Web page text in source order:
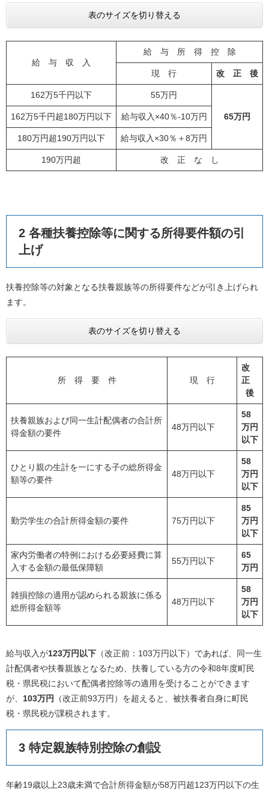
表のサイズを切り替える
給 与 収 入
給 与 所 得 控 除
現 行 改 正 後
162万5千円以下 55万円
65万円
162万5千円超180万円以下 給与収入×40％-10万円
180万円超190万円以下 給与収入×30％＋8万円
190万円超 改 正 な し
2 各種扶養控除等に関する所得要件額の引
上げ
扶養控除等の対象となる扶養親族等の所得要件などが引き上げられ
ます。
表のサイズを切り替える
所 得 要 件 現 行
改
正
後
扶養親族および同一生計配偶者の合計所
得金額の要件
48万円以下
58
万円
以下
ひとり親の生計を一にする子の総所得金
額等の要件
48万円以下
58
万円
以下
勤労学生の合計所得金額の要件 75万円以下
85
万円
以下
家内労働者の特例における必要経費に算
入する金額の最低保障額
55万円以下
65
万円
雑損控除の適用が認められる親族に係る
総所得金額等
48万円以下
58
万円
以下
給与収入が123万円以下 （改正前：103万円以下）であれば、同一生
計配偶者や扶養親族となるため、扶養している方の令和8年度町民
税・県民税において配偶者控除等の適用を受けることができます
が、 103万円
（改正前93万円）を超えると、被扶養者自身に町民
税・県民税が課税されます。
3 特定親族特別控除の創設
年齢19歳以上23歳未満で合計所得金額が58万円超123万円以下の生